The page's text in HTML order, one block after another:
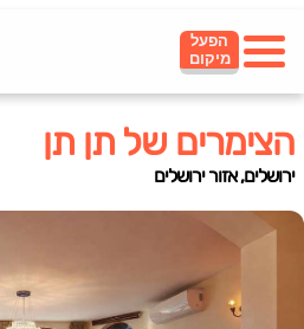
הפעל
מיקום
הצימרים של תן תן
ירושלים, אזור ירושלים